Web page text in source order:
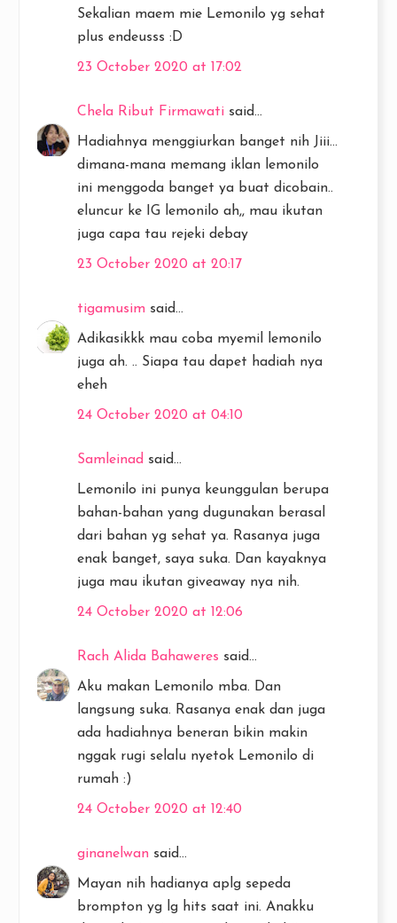
Sekalian maem mie Lemonilo yg sehat
plus endeusss :D
23 October 2020 at 17:02
Chela Ribut Firmawati said...
Hadiahnya menggiurkan banget nih Jiii...
dimana-mana memang iklan lemonilo
ini menggoda banget ya buat dicobain..
eluncur ke IG lemonilo ah,, mau ikutan
juga capa tau rejeki debay
23 October 2020 at 20:17
tigamusim said...
Adikasikkk mau coba myemil lemonilo
juga ah. .. Siapa tau dapet hadiah nya
eheh
24 October 2020 at 04:10
Samleinad said...
Lemonilo ini punya keunggulan berupa
bahan-bahan yang dugunakan berasal
dari bahan yg sehat ya. Rasanya juga
enak banget, saya suka. Dan kayaknya
juga mau ikutan giveaway nya nih.
24 October 2020 at 12:06
Rach Alida Bahaweres said...
Aku makan Lemonilo mba. Dan
langsung suka. Rasanya enak dan juga
ada hadiahnya beneran bikin makin
nggak rugi selalu nyetok Lemonilo di
rumah :)
24 October 2020 at 12:40
ginanelwan said...
Mayan nih hadianya aplg sepeda
brompton yg lg hits saat ini. Anakku